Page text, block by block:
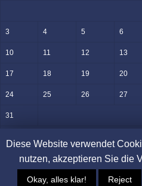
3 4 5 6
10 11 12 13
17 18 19 20
24 25 26 27
31
Impressum•
Diese Website verwendet
nutzen, akzeptieren Sie die
Okay, alles klar! Reject